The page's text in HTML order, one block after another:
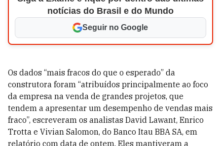
notícias do Brasil e do Mundo
Seguir no Google
Os dados “mais fracos do que o esperado” da
construtora foram “atribuídos principalmente ao foco
da empresa na venda de grandes projetos, que
tendem a apresentar um desempenho de vendas mais
fraco”, escreveram os analistas David Lawant, Enrico
Trotta e Vivian Salomon, do Banco Itau BBA SA, em
relatório com data de ontem. Eles mantiveram a